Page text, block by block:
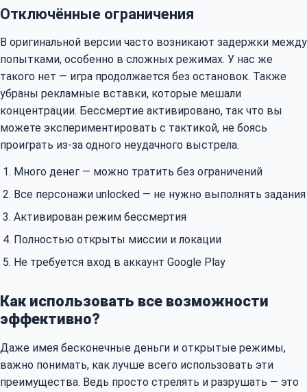
Отключённые ограничения
В оригинальной версии часто возникают задержки между
попытками, особенно в сложных режимах. У нас же
такого нет — игра продолжается без остановок. Также
убраны рекламные вставки, которые мешали
концентрации. Бессмертие активировано, так что вы
можете экспериментировать с тактикой, не боясь
проиграть из-за одного неудачного выстрела.
Много денег — можно тратить без ограничений
Все персонажи unlocked — не нужно выполнять задания
Активирован режим бессмертия
Полностью открыты миссии и локации
Не требуется вход в аккаунт Google Play
Как использовать все возможности
эффективно?
Даже имея бесконечные деньги и открытые режимы,
важно понимать, как лучше всего использовать эти
преимущества. Ведь просто стрелять и разрушать — это